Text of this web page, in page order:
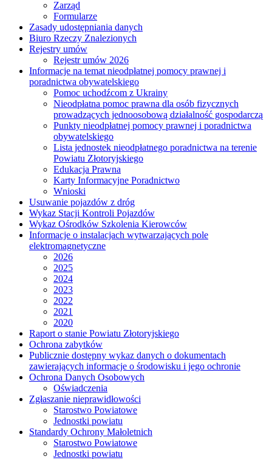
Zarząd
Formularze
Zasady udostępniania danych
Biuro Rzeczy Znalezionych
Rejestry umów
Rejestr umów 2026
Informacje na temat nieodpłatnej pomocy prawnej i
poradnictwa obywatelskiego
Pomoc uchodźcom z Ukrainy
Nieodpłatna pomoc prawna dla osób fizycznych
prowadzących jednoosobową działalność gospodarczą
Punkty nieodpłatnej pomocy prawnej i poradnictwa
obywatelskiego
Lista jednostek nieodpłatnego poradnictwa na terenie
Powiatu Złotoryjskiego
Edukacja Prawna
Karty Informacyjne Poradnictwo
Wnioski
Usuwanie pojazdów z dróg
Wykaz Stacji Kontroli Pojazdów
Wykaz Ośrodków Szkolenia Kierowców
Informacje o instalacjach wytwarzających pole
elektromagnetyczne
2026
2025
2024
2023
2022
2021
2020
Raport o stanie Powiatu Złotoryjskiego
Ochrona zabytków
Publicznie dostępny wykaz danych o dokumentach
zawierających informacje o środowisku i jego ochronie
Ochrona Danych Osobowych
Oświadczenia
Zgłaszanie nieprawidłowości
Starostwo Powiatowe
Jednostki powiatu
Standardy Ochrony Małoletnich
Starostwo Powiatowe
Jednostki powiatu